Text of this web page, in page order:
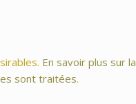
En savoir plus sur la
sont traitées.